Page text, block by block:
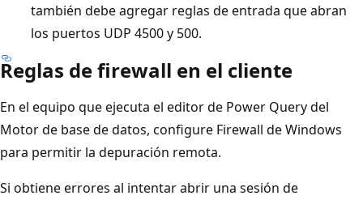
también debe agregar reglas de entrada que abran
los puertos UDP 4500 y 500.
Reglas de firewall en el cliente
En el equipo que ejecuta el editor de Power Query del
Motor de base de datos, configure Firewall de Windows
para permitir la depuración remota.
Si obtiene errores al intentar abrir una sesión de